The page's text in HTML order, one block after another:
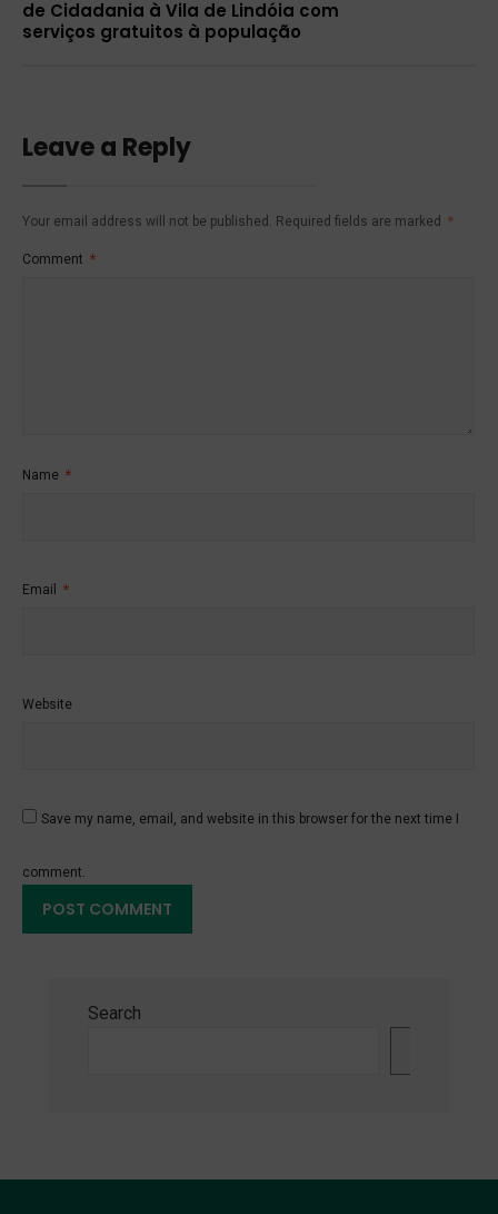
de Cidadania à Vila de Lindóia com
serviços gratuitos à população
Leave a Reply
Your email address will not be published. Required fields are marked *
Comment *
Name *
Email *
Website
Save my name, email, and website in this browser for the next time I
comment.
Search